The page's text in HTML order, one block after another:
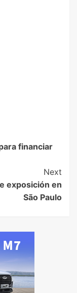
financiar
Next
exposición en
São Paulo